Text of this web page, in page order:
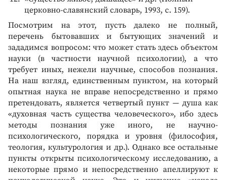
церковно-славянский словарь, 1993, с. 159).
Посмотрим на этот, пусть далеко не полный,
перечень бытовавших и бытующих значений и
зададимся вопросом: что может стать здесь объектом
науки (в частности научной психологии), а что
требует иных, нежели научные, способов познания.
На наш взгляд, единственным пунктом, на который
опытная наука не вправе непосредственно и прямо
претендовать, является четвертый пункт — душа как
«духовная часть существа человеческого», ибо здесь
методы познания уже иного, не научно-
психологического, порядка и уровня (философия,
теология, культурология и др.). Однако все остальные
пункты открыты психологическому исследованию, а
некоторые прямо и непосредственно апеллируют к